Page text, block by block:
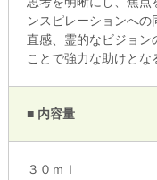
ンスピレーションへの
直感、霊的なビジョン
ことで強力な助けとな
■ 内容量
３０ｍｌ